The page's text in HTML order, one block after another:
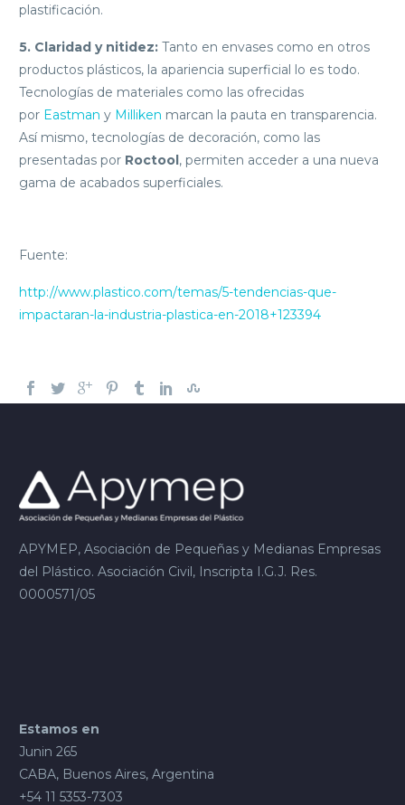
plastificación.
5. Claridad y nitidez: Tanto en envases como en otros
productos plásticos, la apariencia superficial lo es todo.
Tecnologías de materiales como las ofrecidas
por Eastman y Milliken marcan la pauta en transparencia.
Así mismo, tecnologías de decoración, como las
presentadas por Roctool, permiten acceder a una nueva
gama de acabados superficiales.
Fuente:
http://www.plastico.com/temas/5-tendencias-que-
impactaran-la-industria-plastica-en-2018+123394
APYMEP, Asociación de Pequeñas y Medianas Empresas
del Plástico. Asociación Civil, Inscripta I.G.J. Res.
0000571/05
Estamos en
Junin 265
CABA, Buenos Aires, Argentina
+54 11 5353-7303